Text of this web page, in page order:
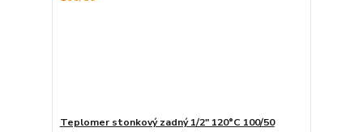
Teplomer stonkový zadný 1/2" 120°C 100/50